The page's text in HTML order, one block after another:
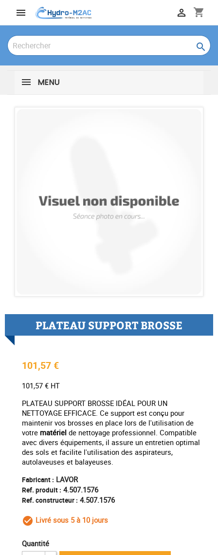
 shopping_cart


MENU
PLATEAU SUPPORT BROSSE
101,57 €
101,57 € HT
PLATEAU SUPPORT BROSSE IDÉAL POUR UN
NETTOYAGE EFFICACE. Ce support est conçu pour
maintenir vos brosses en place lors de l'utilisation de
votre matériel de nettoyage professionnel. Compatible
avec divers équipements, il assure un entretien optimal
des sols et facilite l'utilisation des aspirateurs,
autolaveuses et balayeuses.
Fabricant : LAVOR
Ref. produit : 4.507.1576
Ref. constructeur : 4.507.1576
check_circle_outline
Livré sous 5 à 10 jours
Quantité